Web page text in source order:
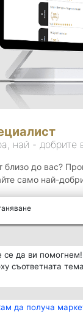
се да ви
съответната
да получа
най - добрите
близо до вас?
само най-
Класация